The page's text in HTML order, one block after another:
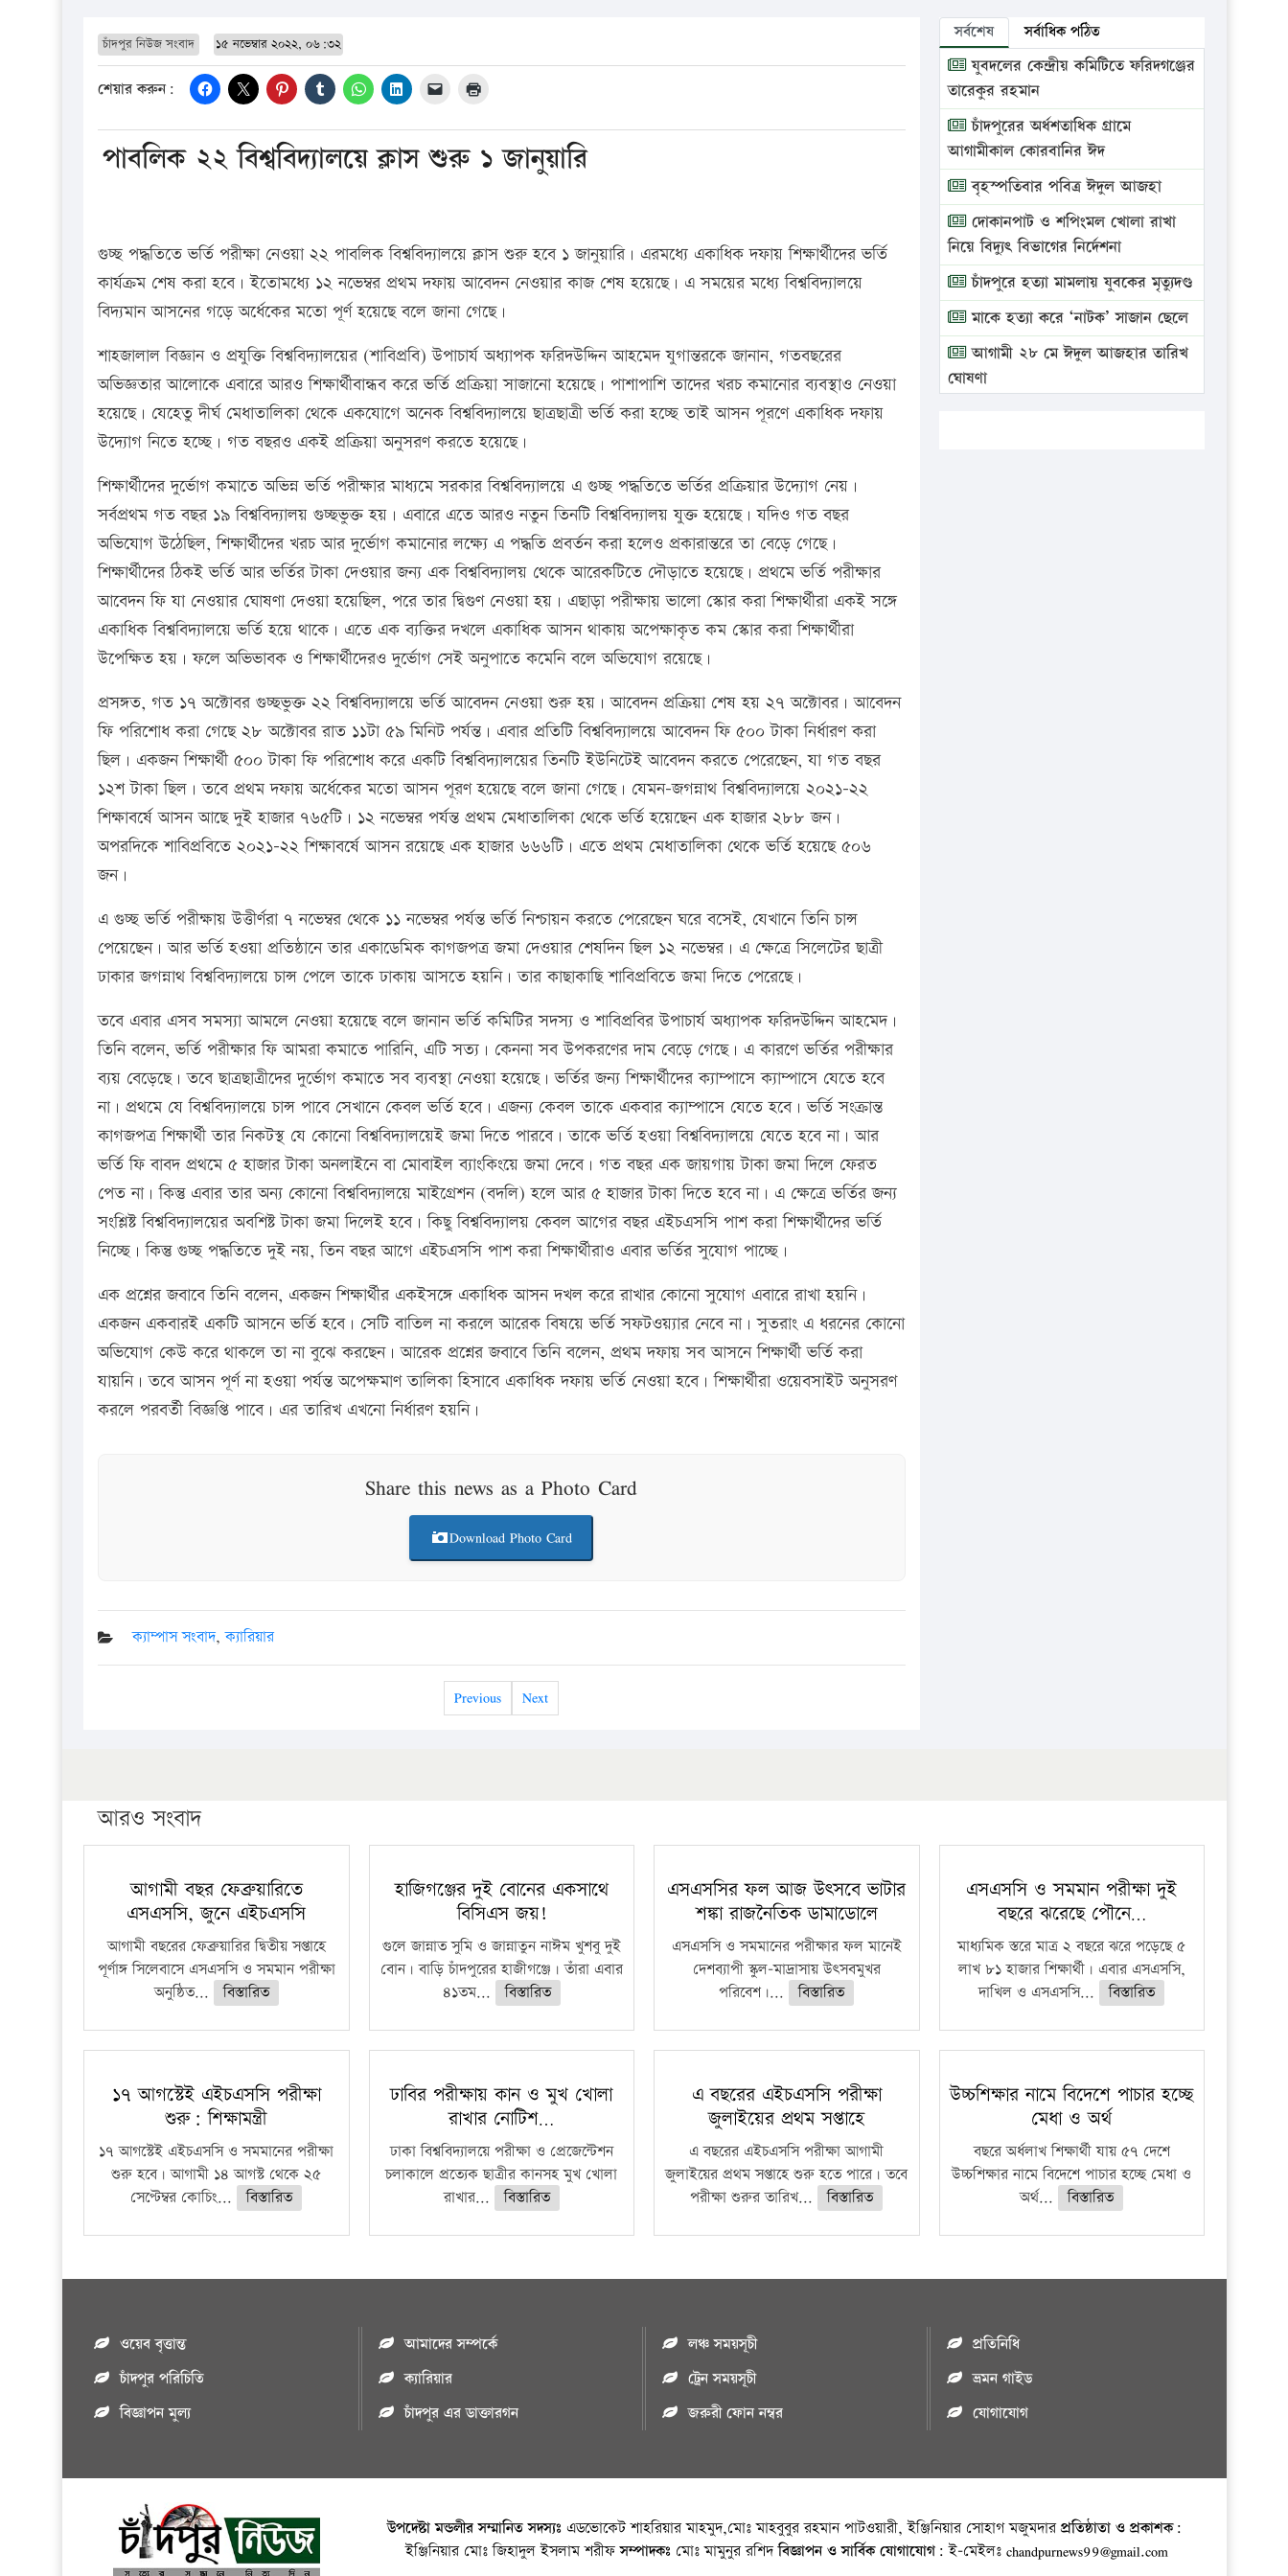
চাঁদপুর নিউজ সংবাদ ১৫ নভেম্বার ২০২২, ০৬:৩২
শেয়ার করুন:
পাবলিক ২২ বিশ্ববিদ্যালয়ে ক্লাস শুরু ১ জানুয়ারি
গুচ্ছ পদ্ধতিতে ভর্তি পরীক্ষা নেওয়া ২২ পাবলিক বিশ্ববিদ্যালয়ে ক্লাস শুরু হবে ১ জানুয়ারি। এরমধ্যে একাধিক দফায় শিক্ষার্থীদের ভর্তি
কার্যক্রম শেষ করা হবে। ইতোমধ্যে ১২ নভেম্বর প্রথম দফায় আবেদন নেওয়ার কাজ শেষ হয়েছে। এ সময়ের মধ্যে বিশ্ববিদ্যালয়ে
বিদ্যমান আসনের গড়ে অর্ধেকের মতো পূর্ণ হয়েছে বলে জানা গেছে।
শাহজালাল বিজ্ঞান ও প্রযুক্তি বিশ্ববিদ্যালয়ের (শাবিপ্রবি) উপাচার্য অধ্যাপক ফরিদউদ্দিন আহমেদ যুগান্তরকে জানান, গতবছরের
অভিজ্ঞতার আলোকে এবারে আরও শিক্ষার্থীবান্ধব করে ভর্তি প্রক্রিয়া সাজানো হয়েছে। পাশাপাশি তাদের খরচ কমানোর ব্যবস্থাও নেওয়া
হয়েছে। যেহেতু দীর্ঘ মেধাতালিকা থেকে একযোগে অনেক বিশ্ববিদ্যালয়ে ছাত্রছাত্রী ভর্তি করা হচ্ছে তাই আসন পূরণে একাধিক দফায়
উদ্যোগ নিতে হচ্ছে। গত বছরও একই প্রক্রিয়া অনুসরণ করতে হয়েছে।
শিক্ষার্থীদের দুর্ভোগ কমাতে অভিন্ন ভর্তি পরীক্ষার মাধ্যমে সরকার বিশ্ববিদ্যালয়ে এ গুচ্ছ পদ্ধতিতে ভর্তির প্রক্রিয়ার উদ্যোগ নেয়।
সর্বপ্রথম গত বছর ১৯ বিশ্ববিদ্যালয় গুচ্ছভুক্ত হয়। এবারে এতে আরও নতুন তিনটি বিশ্ববিদ্যালয় যুক্ত হয়েছে। যদিও গত বছর
অভিযোগ উঠেছিল, শিক্ষার্থীদের খরচ আর দুর্ভোগ কমানোর লক্ষ্যে এ পদ্ধতি প্রবর্তন করা হলেও প্রকারান্তরে তা বেড়ে গেছে।
শিক্ষার্থীদের ঠিকই ভর্তি আর ভর্তির টাকা দেওয়ার জন্য এক বিশ্ববিদ্যালয় থেকে আরেকটিতে দৌড়াতে হয়েছে। প্রথমে ভর্তি পরীক্ষার
আবেদন ফি যা নেওয়ার ঘোষণা দেওয়া হয়েছিল, পরে তার দ্বিগুণ নেওয়া হয়। এছাড়া পরীক্ষায় ভালো স্কোর করা শিক্ষার্থীরা একই সঙ্গে
একাধিক বিশ্ববিদ্যালয়ে ভর্তি হয়ে থাকে। এতে এক ব্যক্তির দখলে একাধিক আসন থাকায় অপেক্ষাকৃত কম স্কোর করা শিক্ষার্থীরা
উপেক্ষিত হয়। ফলে অভিভাবক ও শিক্ষার্থীদেরও দুর্ভোগ সেই অনুপাতে কমেনি বলে অভিযোগ রয়েছে।
প্রসঙ্গত, গত ১৭ অক্টোবর গুচ্ছভুক্ত ২২ বিশ্ববিদ্যালয়ে ভর্তি আবেদন নেওয়া শুরু হয়। আবেদন প্রক্রিয়া শেষ হয় ২৭ অক্টোবর। আবেদন
ফি পরিশোধ করা গেছে ২৮ অক্টোবর রাত ১১টা ৫৯ মিনিট পর্যন্ত। এবার প্রতিটি বিশ্ববিদ্যালয়ে আবেদন ফি ৫০০ টাকা নির্ধারণ করা
ছিল। একজন শিক্ষার্থী ৫০০ টাকা ফি পরিশোধ করে একটি বিশ্ববিদ্যালয়ের তিনটি ইউনিটেই আবেদন করতে পেরেছেন, যা গত বছর
১২শ টাকা ছিল। তবে প্রথম দফায় অর্ধেকের মতো আসন পূরণ হয়েছে বলে জানা গেছে। যেমন-জগন্নাথ বিশ্ববিদ্যালয়ে ২০২১-২২
শিক্ষাবর্ষে আসন আছে দুই হাজার ৭৬৫টি। ১২ নভেম্বর পর্যন্ত প্রথম মেধাতালিকা থেকে ভর্তি হয়েছেন এক হাজার ২৮৮ জন।
অপরদিকে শাবিপ্রবিতে ২০২১-২২ শিক্ষাবর্ষে আসন রয়েছে এক হাজার ৬৬৬টি। এতে প্রথম মেধাতালিকা থেকে ভর্তি হয়েছে ৫০৬
জন।
এ গুচ্ছ ভর্তি পরীক্ষায় উত্তীর্ণরা ৭ নভেম্বর থেকে ১১ নভেম্বর পর্যন্ত ভর্তি নিশ্চায়ন করতে পেরেছেন ঘরে বসেই, যেখানে তিনি চান্স
পেয়েছেন। আর ভর্তি হওয়া প্রতিষ্ঠানে তার একাডেমিক কাগজপত্র জমা দেওয়ার শেষদিন ছিল ১২ নভেম্বর। এ ক্ষেত্রে সিলেটের ছাত্রী
ঢাকার জগন্নাথ বিশ্ববিদ্যালয়ে চান্স পেলে তাকে ঢাকায় আসতে হয়নি। তার কাছাকাছি শাবিপ্রবিতে জমা দিতে পেরেছে।
তবে এবার এসব সমস্যা আমলে নেওয়া হয়েছে বলে জানান ভর্তি কমিটির সদস্য ও শাবিপ্রবির উপাচার্য অধ্যাপক ফরিদউদ্দিন আহমেদ।
তিনি বলেন, ভর্তি পরীক্ষার ফি আমরা কমাতে পারিনি, এটি সত্য। কেননা সব উপকরণের দাম বেড়ে গেছে। এ কারণে ভর্তির পরীক্ষার
ব্যয় বেড়েছে। তবে ছাত্রছাত্রীদের দুর্ভোগ কমাতে সব ব্যবস্থা নেওয়া হয়েছে। ভর্তির জন্য শিক্ষার্থীদের ক্যাম্পাসে ক্যাম্পাসে যেতে হবে
না। প্রথমে যে বিশ্ববিদ্যালয়ে চান্স পাবে সেখানে কেবল ভর্তি হবে। এজন্য কেবল তাকে একবার ক্যাম্পাসে যেতে হবে। ভর্তি সংক্রান্ত
কাগজপত্র শিক্ষার্থী তার নিকটস্থ যে কোনো বিশ্ববিদ্যালয়েই জমা দিতে পারবে। তাকে ভর্তি হওয়া বিশ্ববিদ্যালয়ে যেতে হবে না। আর
ভর্তি ফি বাবদ প্রথমে ৫ হাজার টাকা অনলাইনে বা মোবাইল ব্যাংকিংয়ে জমা দেবে। গত বছর এক জায়গায় টাকা জমা দিলে ফেরত
পেত না। কিন্তু এবার তার অন্য কোনো বিশ্ববিদ্যালয়ে মাইগ্রেশন (বদলি) হলে আর ৫ হাজার টাকা দিতে হবে না। এ ক্ষেত্রে ভর্তির জন্য
সংশ্লিষ্ট বিশ্ববিদ্যালয়ের অবশিষ্ট টাকা জমা দিলেই হবে। কিছু বিশ্ববিদ্যালয় কেবল আগের বছর এইচএসসি পাশ করা শিক্ষার্থীদের ভর্তি
নিচ্ছে। কিন্তু গুচ্ছ পদ্ধতিতে দুই নয়, তিন বছর আগে এইচএসসি পাশ করা শিক্ষার্থীরাও এবার ভর্তির সুযোগ পাচ্ছে।
এক প্রশ্নের জবাবে তিনি বলেন, একজন শিক্ষার্থীর একইসঙ্গে একাধিক আসন দখল করে রাখার কোনো সুযোগ এবারে রাখা হয়নি।
একজন একবারই একটি আসনে ভর্তি হবে। সেটি বাতিল না করলে আরেক বিষয়ে ভর্তি সফটওয়্যার নেবে না। সুতরাং এ ধরনের কোনো
অভিযোগ কেউ করে থাকলে তা না বুঝে করছেন। আরেক প্রশ্নের জবাবে তিনি বলেন, প্রথম দফায় সব আসনে শিক্ষার্থী ভর্তি করা
যায়নি। তবে আসন পূর্ণ না হওয়া পর্যন্ত অপেক্ষমাণ তালিকা হিসাবে একাধিক দফায় ভর্তি নেওয়া হবে। শিক্ষার্থীরা ওয়েবসাইট অনুসরণ
করলে পরবর্তী বিজ্ঞপ্তি পাবে। এর তারিখ এখনো নির্ধারণ হয়নি।
Share this news as a Photo Card
Download Photo Card
ক্যাম্পাস সংবাদ,ক্যারিয়ার
Previous Next
সর্বশেষ সর্বাধিক পঠিত
যুবদলের কেন্দ্রীয় কমিটিতে ফরিদগঞ্জের
তারেকুর রহমান
চাঁদপুরের অর্ধশতাধিক গ্রামে
আগামীকাল কোরবানির ঈদ
বৃহস্পতিবার পবিত্র ঈদুল আজহা
দোকানপাট ও শপিংমল খোলা রাখা
নিয়ে বিদ্যুৎ বিভাগের নির্দেশনা
চাঁদপুরে হত্যা মামলায় যুবকের মৃত্যুদণ্ড
মাকে হত্যা করে ‘নাটক’ সাজান ছেলে
আগামী ২৮ মে ঈদুল আজহার তারিখ
ঘোষণা
আরও সংবাদ
আগামী বছর ফেব্রুয়ারিতে
এসএসসি, জুনে এইচএসসি
আগামী বছরের ফেব্রুয়ারির দ্বিতীয় সপ্তাহে
পূর্ণাঙ্গ সিলেবাসে এসএসসি ও সমমান পরীক্ষা
অনুষ্ঠিত...
বিস্তারিত
হাজিগঞ্জের দুই বোনের একসাথে
বিসিএস জয়!
গুলে জান্নাত সুমি ও জান্নাতুন নাঈম খুশবু দুই
বোন। বাড়ি চাঁদপুরের হাজীগঞ্জে। তাঁরা এবার
৪১তম...
বিস্তারিত
এসএসসির ফল আজ উৎসবে ভাটার
শঙ্কা রাজনৈতিক ডামাডোলে
এসএসসি ও সমমানের পরীক্ষার ফল মানেই
দেশব্যাপী স্কুল-মাদ্রাসায় উৎসবমুখর
পরিবেশ।...
বিস্তারিত
এসএসসি ও সমমান পরীক্ষা দুই
বছরে ঝরেছে পৌনে…
মাধ্যমিক স্তরে মাত্র ২ বছরে ঝরে পড়েছে ৫
লাখ ৮১ হাজার শিক্ষার্থী। এবার এসএসসি,
দাখিল ও এসএসসি...
বিস্তারিত
১৭ আগস্টেই এইচএসসি পরীক্ষা
শুরু: শিক্ষামন্ত্রী
১৭ আগস্টেই এইচএসসি ও সমমানের পরীক্ষা
শুরু হবে। আগামী ১৪ আগস্ট থেকে ২৫
সেপ্টেম্বর কোচিং...
বিস্তারিত
ঢাবির পরীক্ষায় কান ও মুখ খোলা
রাখার নোটিশ…
ঢাকা বিশ্ববিদ্যালয়ে পরীক্ষা ও প্রেজেন্টেশন
চলাকালে প্রত্যেক ছাত্রীর কানসহ মুখ খোলা
রাখার...
বিস্তারিত
এ বছরের এইচএসসি পরীক্ষা
জুলাইয়ের প্রথম সপ্তাহে
এ বছরের এইচএসসি পরীক্ষা আগামী
জুলাইয়ের প্রথম সপ্তাহে শুরু হতে পারে। তবে
পরীক্ষা শুরুর তারিখ...
বিস্তারিত
উচ্চশিক্ষার নামে বিদেশে পাচার হচ্ছে
মেধা ও অর্থ
বছরে অর্ধলাখ শিক্ষার্থী যায় ৫৭ দেশে
উচ্চশিক্ষার নামে বিদেশে পাচার হচ্ছে মেধা ও
অর্থ...
বিস্তারিত
ওয়েব বৃত্তান্ত
চাঁদপুর পরিচিতি
বিজ্ঞাপন মুল্য
আমাদের সম্পর্কে
ক্যারিয়ার
চাঁদপুর এর ডাক্তারগন
লঞ্চ সময়সূচী
ট্রেন সময়সূচী
জরুরী ফোন নম্বর
প্রতিনিধি
ভ্রমন গাইড
যোগাযোগ
উপদেষ্টা মন্ডলীর সম্মানিত সদস্যঃ এডভোকেট শাহরিয়ার মাহমুদ,মোঃ মাহবুবুর রহমান পাটওয়ারী, ইঞ্জিনিয়ার সোহাগ মজুমদারপ্রতিষ্ঠাতা ও প্রকাশক:
ইঞ্জিনিয়ার মোঃ জিহাদুল ইসলাম শরীফসম্পাদকঃ মোঃ মামুনুর রশিদবিজ্ঞাপন ও সার্বিক যোগাযোগ: ই-মেইলঃ chandpurnews99@gmail.com